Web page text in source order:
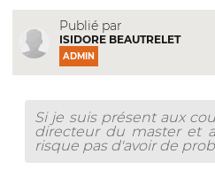
Publié par
ISIDORE BEAUTRELET
ADMIN
Si je suis présent aux
directeur du master et
risque pas d'avoir de